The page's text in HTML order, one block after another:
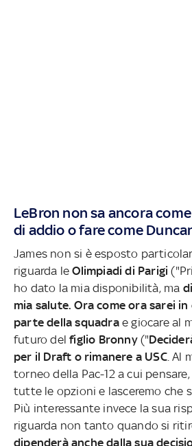
LeBron non sa ancora
di addio o fare come
James non si è esposto
riguarda leOlimpiadi di Parigi
ho dato la mia disponibilità, ma
mia salute. Ora come ora sarei
parte della squadrae giocare al
futuro delfiglio Bronny("
per il Draft o rimanere a USC. Al
torneo della Pac-12 a cui
tutte le opzioni e lasceremo che
Più interessante invece la sua
riguarda non tanto quando si
dipenderà anche dalla sua